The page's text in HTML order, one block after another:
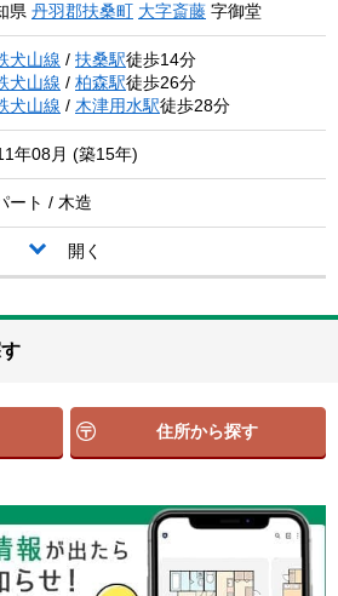
県 丹羽郡扶桑町 大字斎藤 字御堂
犬山線 / 扶桑駅徒歩14分
犬山線 / 柏森駅徒歩26分
犬山線 / 木津用水駅徒歩28分
年08月 (築15年)
ート / 木造
開く
住所から探す